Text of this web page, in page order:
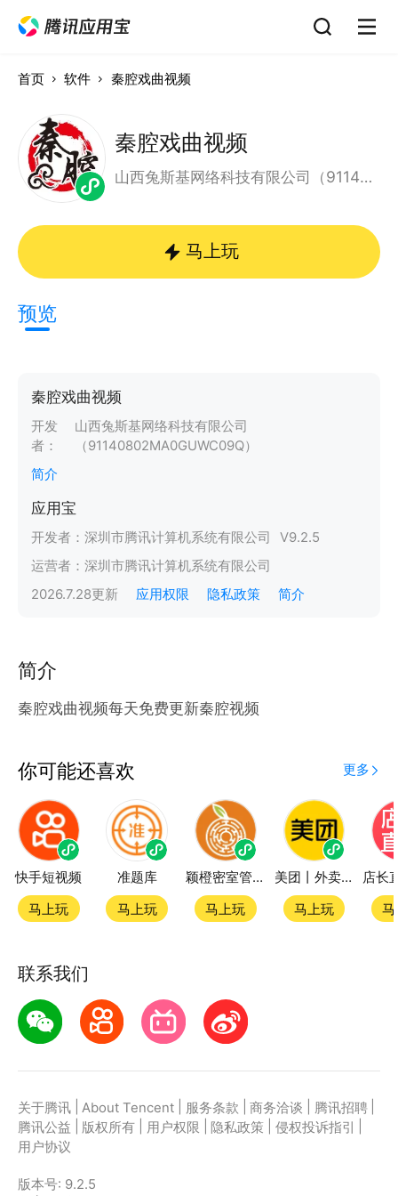
首页 软件 秦腔戏曲视频
秦腔戏曲视频
山西兔斯基网络科技有限公司（91140802MA0GUWC09Q）
马上玩
预览
秦腔戏曲视频
开发
者：
山西兔斯基网络科技有限公司
（91140802MA0GUWC09Q）
简介
应用宝
开发者： 深圳市腾讯计算机系统有限公司 V9.2.5
运营者： 深圳市腾讯计算机系统有限公司
2026.7.28更新 应用权限 隐私政策 简介
简介
秦腔戏曲视频每天免费更新秦腔视频
你可能还喜欢 更多
快手短视频
马上玩
准题库
马上玩
颖橙密室管家SmartOrange
马上玩
美团丨外卖团购特价美食酒店电影
马上玩
联系我们
关于腾讯 About Tencent 服务条款 商务洽谈 腾讯招聘
腾讯公益
版权所有 用户权限 隐私政策 侵权投诉指引
用户协议
版本号: 9.2.5